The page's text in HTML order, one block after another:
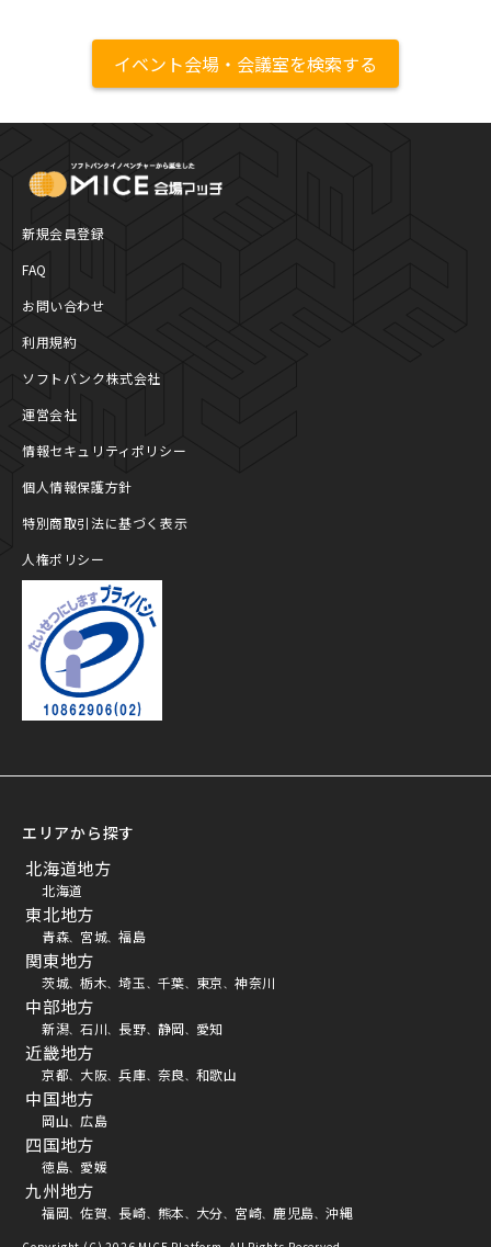
イベント会場・会議室を検索する
新規会員登録
FAQ
お問い合わせ
利用規約
ソフトバンク株式会社
運営会社
情報セキュリティポリシー
個人情報保護方針
特別商取引法に基づく表示
人権ポリシー
エリアから探す
北海道地方
北海道
東北地方
青森、 宮城、 福島
関東地方
茨城、 栃木、 埼玉、 千葉、 東京、 神奈川
中部地方
新潟、 石川、 長野、 静岡、 愛知
近畿地方
京都、 大阪、 兵庫、 奈良、 和歌山
中国地方
岡山、 広島
四国地方
徳島、 愛媛
九州地方
福岡、 佐賀、 長崎、 熊本、 大分、 宮崎、 鹿児島、 沖縄